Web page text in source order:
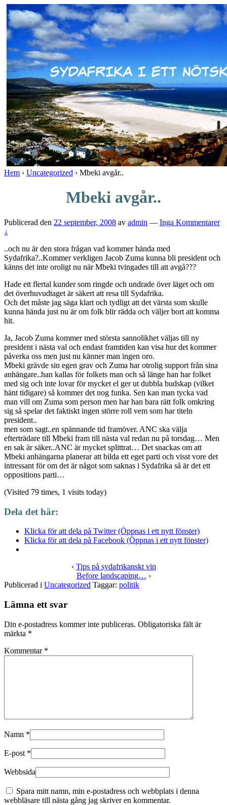
Skip
to
Main
Content
Hem › Uncategorized › Mbeki avgår..
Mbeki avgår..
Publicerad den 22 september, 2008 av admin — Inga Kommentarer
↓
..och nu är den stora frågan vad kommer hända med
Sydafrika?..Kommer verkligen Jacob Zuma kunna bli president och
känns det inte oroligt nu när Mbeki tvingades till att avgå???
Hade ett flertal kunder som ringde och undrade över läget och om
det överhuvudtaget är säkert att resa till Sydafrika.
Och det måste jag säga klart och tydligt att det värsta som skulle
kunna hända just nu är om folk blir rädda och väljer bort att komma
hit.
Ja, Jacob Zuma kommer med största sannolikhet väljas till ny
president i nästa val och endast framtiden kan visa hur det kommer
påverka oss men just nu känner man ingen oro.
Mbeki grävde sin egen grav och Zuma har otrolig support från sina
anhängare..han kallas för folkets man och så länge han har folket
med sig och inte lovar för mycket el ger ut dubbla budskap (vilket
hänt tidigare) så kommer det nog funka. Sen kan man tycka vad
man vill om Zuma som person men har han bara rätt folk omkring
sig så spelar det faktiskt ingen större roll vem som har titeln
president..
men som sagt..en spännande tid framöver. ANC ska välja
efterträdare till Mbeki fram till nästa val redan nu på torsdag… Men
en sak är säker..ANC är mycket splittrat… Det snackas om att
Mbeki anhängarna planerar att bilda ett eget parti och visst vore det
intressant för om det är något som saknas i Sydafrika så är det ett
oppositions parti…
(Visited 79 times, 1 visits today)
Dela det här:
Klicka för att dela på Twitter (Öppnas i ett nytt fönster)
Klicka för att dela på Facebook (Öppnas i ett nytt fönster)
‹ Tips på sydafrikanskt vin
Before landscaping… ›
Publicerad i Uncategorized Taggar: politik
Lämna ett svar
Din e-postadress kommer inte publiceras. Obligatoriska fält är
märkta *
Kommentar *
Namn *
E-post *
Webbsida
Spara mitt namn, min e-postadress och webbplats i denna
webbläsare till nästa gång jag skriver en kommentar.